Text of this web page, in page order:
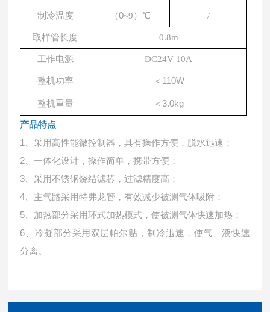
制冷温度 （0~9） ℃ /
取样管长度 0.8m
工作电源 DC24V 10A
整机功率 ＜ 110W
整机重量 ＜3.0kg
产品特点
1、采用高性能微控制器，具有操作方便，脱水迅速；
2、一体化设计，操作简单，携带方便；
3、采用不锈钢烧结滤芯，过滤精度高；
4、主气路采用特弗龙管，有效减少被测气体吸附；
5、加热部分采用环式加热模式，使被测气体快速加热；
6、冷凝部分采用双层帕尔贴，制冷迅速，使气、液快速
分离。